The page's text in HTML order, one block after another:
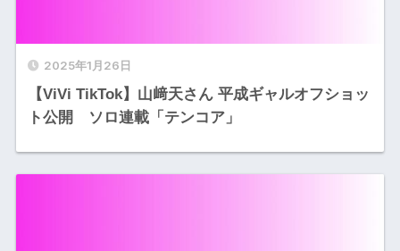
2025年1月26日
【ViVi TikTok】山﨑天さん 平成ギャルオフショッ
ト公開 ソロ連載「テンコア」